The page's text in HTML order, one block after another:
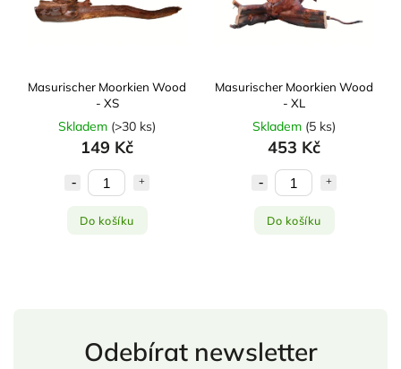
Abecedně
Masurischer Moorkien Wood
- XS
Skladem (>30 ks)
149 Kč
Do košíku
Masurischer Moorkien Wood
- XL
Skladem (5 ks)
453 Kč
Do košíku
Odebírat newsletter